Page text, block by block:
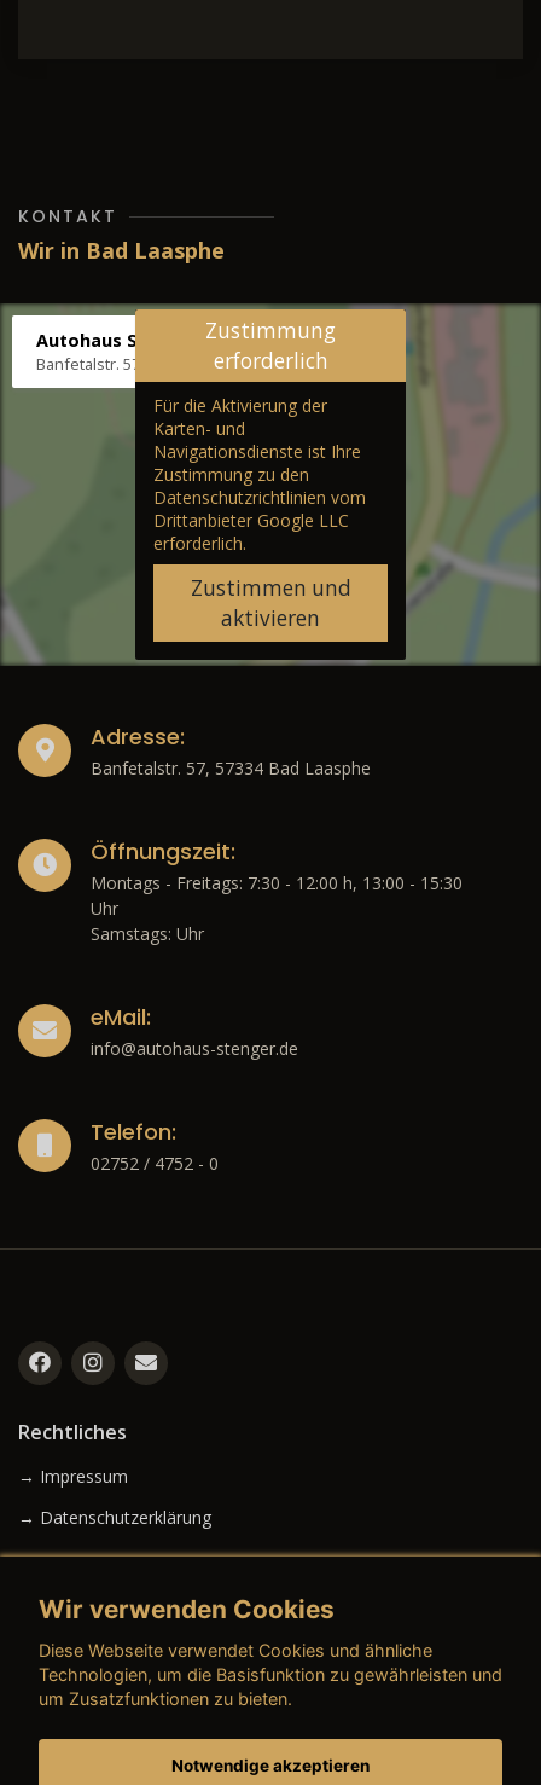
KONTAKT
Wir in Bad Laasphe
Autohaus Stenger
Banfetalstr. 57, 57334 Bad Laasphe
Zustimmung
erforderlich
Für die Aktivierung der
Karten- und
Navigationsdienste ist Ihre
Zustimmung zu den
Datenschutzrichtlinien vom
Drittanbieter Google LLC
erforderlich.
Zustimmen und
aktivieren
Adresse:
Banfetalstr. 57, 57334 Bad Laasphe
Öffnungszeit:
Montags - Freitags: 7:30 - 12:00 h, 13:00 - 15:30
Uhr
Samstags: Uhr
eMail:
info@autohaus-stenger.de
Telefon:
02752 / 4752 - 0
Rechtliches
→ Impressum
→ Datenschutzerklärung
→ AGB (Gebrauchtwagen)
Wir verwenden Cookies
Diese Webseite verwendet Cookies und ähnliche
Technologien, um die Basisfunktion zu gewährleisten und
um Zusatzfunktionen zu bieten.
Notwendige akzeptieren